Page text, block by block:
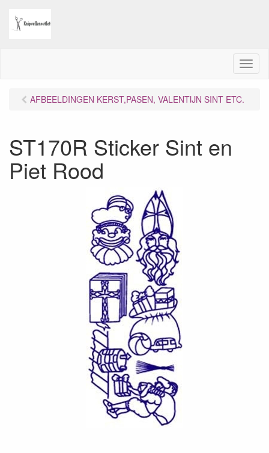
M
e
AFBEELDINGEN KERST,PASEN, VALENTIJN SINT ETC.
ST170R Sticker Sint en
Piet Rood